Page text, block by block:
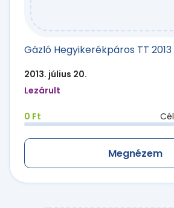
Gázló Hegyikerékpáros TT 2013
2013. július 20.
Lezárult
0 Ft Cél
Megnézem